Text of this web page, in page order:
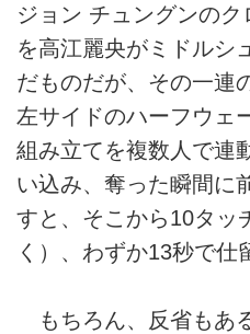
ジョン チュングンの
を高江麗央がミドルシ
だものだが、その一連
左サイドのハーフウェ
組み立てを複数人で連
い込み、奪った瞬間に
すと、そこから10タッ
く）、わずか13秒で仕
もちろん、反省もあ